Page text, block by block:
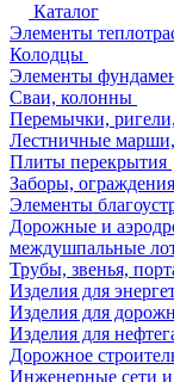
Каталог
Элементы
Колодцы
Элементы
Сваи, колонны
Перемычки,
Лестничные
Плиты перекрытия
Заборы, ограждения
Элементы
Дорожные и
междушпальные
Трубы, звенья,
Изделия для
Изделия для
Изделия для
Дорожное
Инженерные сети